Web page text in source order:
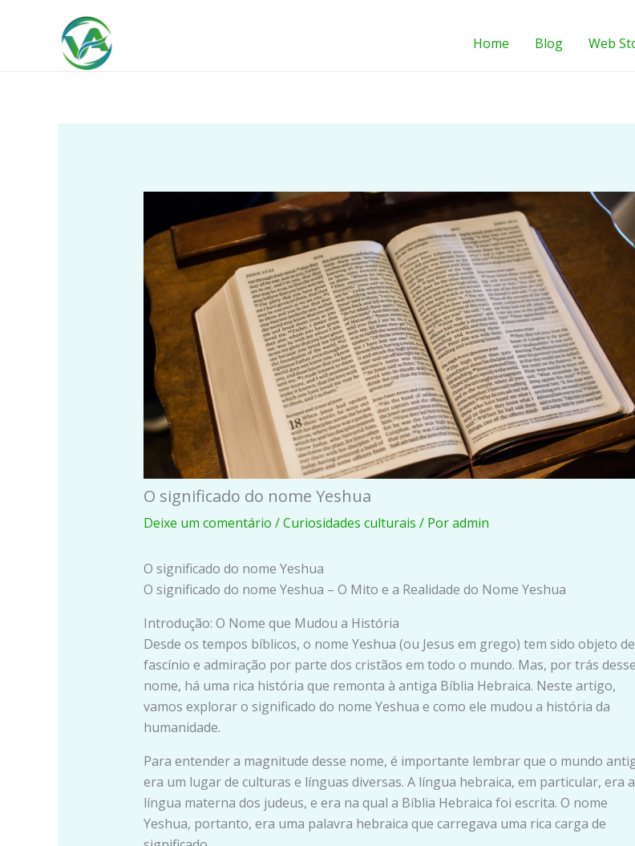
Home Blog Web
O significado do nome Yeshua
Deixe um comentário /Curiosidades culturais / Poradmin
O significado do nome Yeshua
O significado do nome Yeshua – O Mito e a Realidade do Nome Yeshua
Introdução: O Nome que Mudou a História
Desde os tempos bíblicos, o nome Yeshua (ou Jesus em grego) tem sido objeto de
fascínio e admiração por parte dos cristãos em todo o mundo. Mas, por trás desse
nome, há uma rica história que remonta à antiga Bíblia Hebraica. Neste artigo,
vamos explorar o significado do nome Yeshua e como ele mudou a história da
humanidade.
Para entender a magnitude desse nome, é importante lembrar que o mundo
era um lugar de culturas e línguas diversas. A língua hebraica, em particular, era a
língua materna dos judeus, e era na qual a Bíblia Hebraica foi escrita. O nome
Yeshua, portanto, era uma palavra hebraica que carregava uma rica carga de